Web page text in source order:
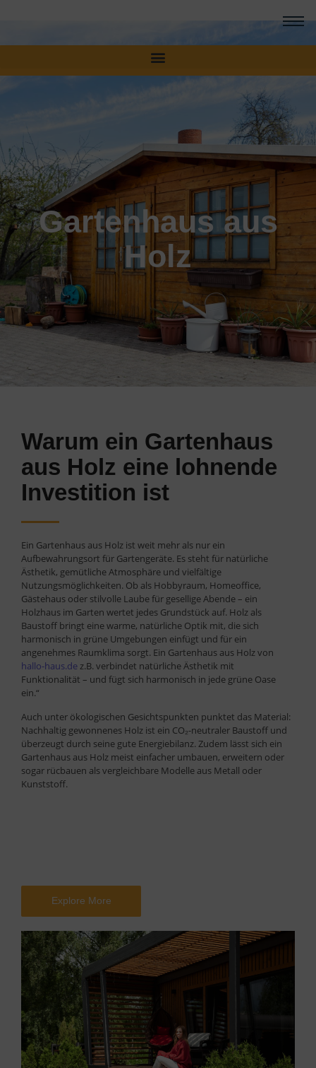
Gartenhaus aus
Holz
Warum ein Gartenhaus
aus Holz eine lohnende
Investition ist
Ein Gartenhaus aus Holz ist weit mehr als nur ein
Aufbewahrungsort für Gartengeräte. Es steht für natürliche
Ästhetik, gemütliche Atmosphäre und vielfältige
Nutzungsmöglichkeiten. Ob als Hobbyraum, Homeoffice,
Gästehaus oder stilvolle Laube für gesellige Abende – ein
Holzhaus im Garten wertet jedes Grundstück auf. Holz als
Baustoff bringt eine warme, natürliche Optik mit, die sich
harmonisch in grüne Umgebungen einfügt und für ein
angenehmes Raumklima sorgt. Ein Gartenhaus aus Holz von
hallo-haus.dez.B. verbindet natürliche Ästhetik mit
Funktionalität – und fügt sich harmonisch in jede grüne Oase
ein.“
Auch unter ökologischen Gesichtspunkten punktet das Material:
Nachhaltig gewonnenes Holz ist ein CO₂-neutraler Baustoff und
überzeugt durch seine gute Energiebilanz. Zudem lässt sich ein
Gartenhaus aus Holz meist einfacher umbauen, erweitern oder
sogar rücbauen als vergleichbare Modelle aus Metall oder
Kunststoff.
Explore More